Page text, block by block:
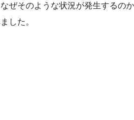
ぜそのような状況が発生するの
した。